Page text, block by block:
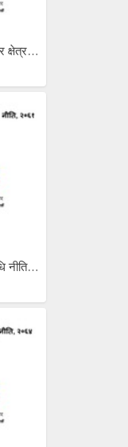
सूचना तथा सञ्चार क्षेत्रको...
विज्ञान तथा प्रविधि नीति...